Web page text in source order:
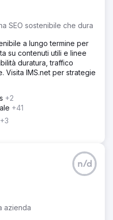
SEO sostenibile che dura
a lungo termine per
su contenuti utili e linee
duratura, traffico
Visita IMS.net per strategie
+2
+41
+3
azienda
n/d